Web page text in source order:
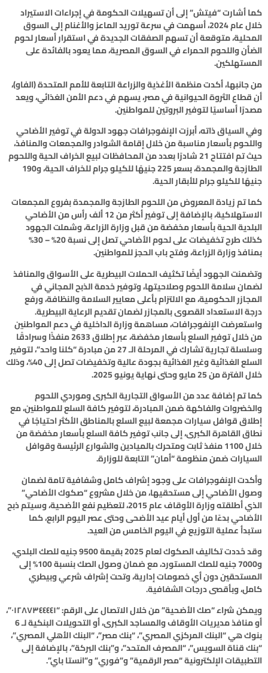
كما أشارت “فيتش” إلى أن تسهيلات الحكومة في إجراءات الاستيراد
خلال عام 2024، أسهمت في سرعة توريد الماعز والأغنام إلى السوق
المحلية، متوقعة أن تسهم الصفقات الجديدة في استقرار أسعار لحوم
الضأن واللحوم الحمراء في السوق المصرية، مما يعود بالفائدة على
المستهلكين.
من جانبها، أكدت منظمة الأغذية والزراعة التابعة للأمم المتحدة (الفاو)،
أن قطاع الثروة الحيوانية في مصر، يسهم في دعم الأمن الغذائي، ويعد
مصدرًا أساسيًا لتوفير البروتين للمواطنين.
وفي السياق ذاته، أبرزت الإنفوجرافات جهود الدولة في توفير الأضاحي
واللحوم بأسعار مناسبة من خلال إقامة الشوادر والمجمعات والمنافذ،
حيث تم افتتاح 21 شادرًا بعدد من المحافظات لبيع الخراف الحية واللحوم
الطازجة والمجمدة، بسعر 225 جنيهًا للكيلو جرام للخراف الحية، و190
جنيهًا للكيلو جرام للأبقار الحية.
كما تم زيادة المعروض من اللحوم الطازجة والمجمدة بفروع المجمعات
الاستهلاكية، بالإضافة إلى توفير أكثر من 12 ألف رأس من الأضاحي
البلدية الحية بأسعار مخفضة من قبل وزارة الزراعة، وشملت الجهود
كذلك طرح تخفيضات على لحوم الأضاحي تصل إلى نسبة 20% – 30%
بمنافذ وزارة الزراعة، وفتح باب الحجز للمواطنين.
وتضمنت الجهود أيضًا تكثيف الحملات البيطرية على الأسواق والمنافذ
لضمان سلامة اللحوم وصلاحيتها، وتوفير خدمة الذبح المجاني في
المجازر الحكومية، مع الالتزام بأعلى معايير السلامة والنظافة، ورفع
درجة الاستعداد القصوى بالمجازر لضمان تقديم الرعاية البيطرية.
واستعرضت الإنفوجرافات، مساهمة وزارة الداخلية في دعم المواطنين
من خلال توفير السلع بأسعار مخفضة، عبر إطلاق 2633 منفذًا وسرادقًا
وسلسلة تجارية تشارك في المرحلة الـ 27 من مبادرة “كلنا واحد”، لتوفير
السلع الغذائية وغير الغذائية بجودة عالية وتخفيضات تصل إلى 40%، وذلك
خلال الفترة من 25 مايو وحتى نهاية يونيو 2025.
كما تم إضافة عدد من الأسواق التجارية الكبرى وموردي اللحوم
والخضروات والفاكهة ضمن المبادرة، لتوفير كافة السلع للمواطنين، مع
إطلاق قوافل سيارات مجمعة لبيع السلع بالمناطق الأكثر احتياجًا في
نطاق القاهرة الكبرى، إلى جانب توفير كافة السلع بأسعار مخفضة من
خلال 1100 منفذ ثابت ومتحرك بالميادين والشوارع الرئيسة وقوافل
السيارات ضمن منظومة “أمان” التابعة للوزارة.
وأكدت الإنفوجرافات على وجود إشراف كامل وشفافية تامة لضمان
وصول الأضاحي إلى مستحقيها، من خلال مشروع “صكوك الأضاحي”
الذي أطلقته وزارة الأوقاف عام 2015، لتعظيم نفع الأضحية، وسيتم ذبح
الأضاحي بدءًا من أول أيام عيد الأضحى وحتى عصر اليوم الرابع، كما
ستبدأ عملية التوزيع في اليوم الخامس من العيد.
وقد حُددت تكاليف الصكوك لعام 2025 بقيمة 9500 جنيه للصك البلدي،
و7000 جنيه للصك المستورد، مع ضمان وصول الصك بنسبة 100% إلى
المستحقين دون أي خصومات إدارية، وتحت إشراف شرعي وبيطري
كامل، وبأقصى درجات الشفافية.
ويمكن شراء “صك الأضحية” من خلال الاتصال على الرقم: “٠١٢٨٧٣٤٤٤٤١”،
أو منافذ مديريات الأوقاف والمساجد الكبرى، أو التحويلات البنكية لـ 6
بنوك هي “البنك المركزي المصري”، “بنك مصر”، “البنك الأهلي المصري”،
“بنك قناة السويس”، “المصرف المتحد”، و”بنك البركة”، بالإضافة إلى
التطبيقات الإلكترونية “مصر الرقمية” و”فوري” و”انستا باي”.